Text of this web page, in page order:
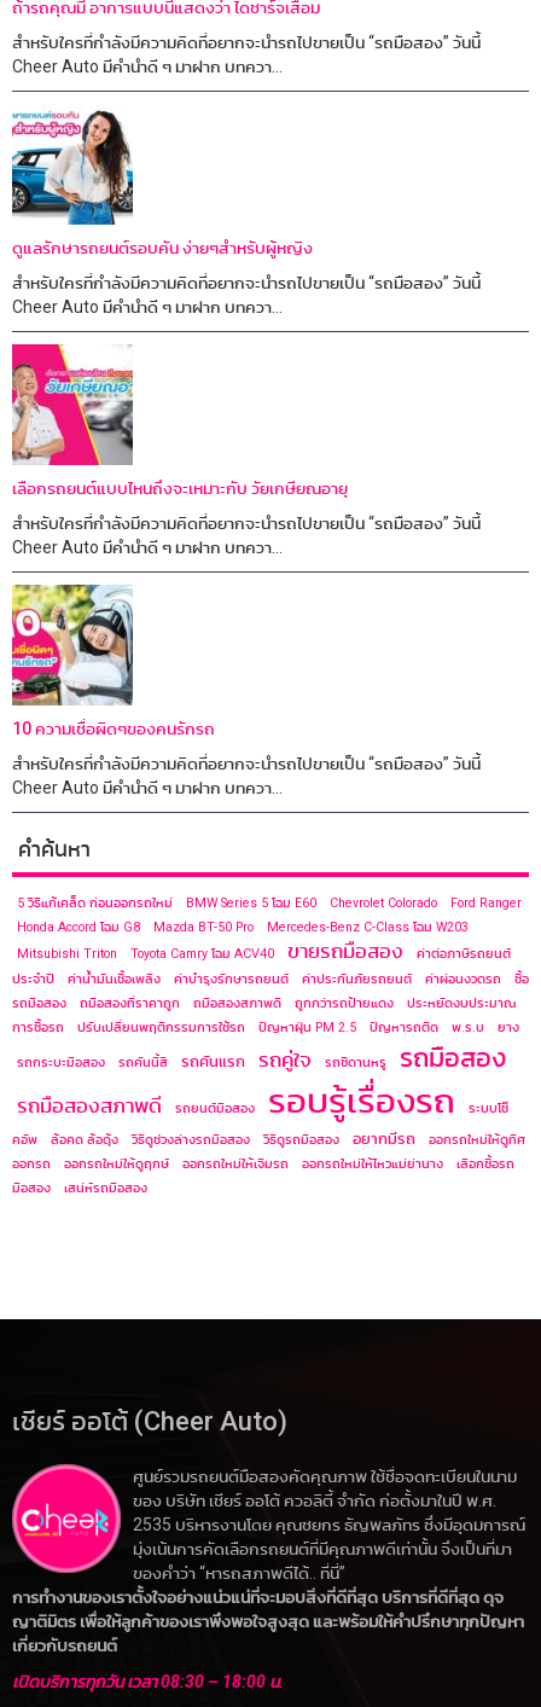
ถ้ารถคุณมี อาการแบบนี้แสดงว่า ไดชาร์จเสื่อม
สำหรับใครที่กำลังมีความคิดที่อยากจะนำรถไปขายเป็น “รถมือสอง” วันนี้
Cheer Auto มีคำนำดี ๆ มาฝาก บทควา...
ดูแลรักษารถยนต์รอบคัน ง่ายๆสำหรับผู้หญิง
สำหรับใครที่กำลังมีความคิดที่อยากจะนำรถไปขายเป็น “รถมือสอง” วันนี้
Cheer Auto มีคำนำดี ๆ มาฝาก บทควา...
เลือกรถยนต์แบบไหนถึงจะเหมาะกับ วัยเกษียณอายุ
สำหรับใครที่กำลังมีความคิดที่อยากจะนำรถไปขายเป็น “รถมือสอง” วันนี้
Cheer Auto มีคำนำดี ๆ มาฝาก บทควา...
10 ความเชื่อผิดๆของคนรักรถ
สำหรับใครที่กำลังมีความคิดที่อยากจะนำรถไปขายเป็น “รถมือสอง” วันนี้
Cheer Auto มีคำนำดี ๆ มาฝาก บทควา...
คำค้นหา
5 วิธีแก้เคล็ด ก่อนออกรถใหม่ BMW Series 5 โฉม E60 Chevrolet Colorado
Ford Ranger
Honda Accord โฉม G8
Mazda BT-50 Pro
Mercedes-Benz C-Class โฉม ​W203
Mitsubishi Triton
Toyota Camry โฉม ACV40 ขายรถมือสอง
ค่าต่อภาษีรถยนต์
ประจำปี
ค่าน้ำมันเชื้อเพลิง ค่าบำรุงรักษารถยนต์ ค่าประกันภัยรถยนต์ ค่าผ่อนงวดรถ
ซื้อ
รถมือสอง
ถมือสองที่ราคาถูก ถมือสองสภาพดี ถูกกว่ารถป้ายแดง
ประหยัดงบประมาณ
การซื้อรถ
ปรับเปลี่ยนพฤติกรรมการใช้รถ ปัญหาฝุ่น PM 2.5 ปัญหารถติด พ.ร.บ ยาง
รถกระบะมือสอง รถคันนี้สี รถคันแรก รถคู่ใจ รถซีดานหรู รถมือสอง
รถมือสองสภาพดี รถยนต์มือสอง รอบรู้เรื่องรถ
ระบบโช๊
คอัพ
ล้อคด ล้อดุ้ง วิธีดูช่วงล่างรถมือสอง วิธีดูรถมือสอง อยากมีรถ
ออกรถใหม่ให้ดูทิศ
ออกรถ
ออกรถใหม่ให้ดูฤกษ์ ออกรถใหม่ให้เจิมรถ ออกรถใหม่ให้ไหวแม่ย่านาง
เลือกซื้อรถ
มือสอง
เสน่ห์รถมือสอง
เชียร์ ออโต้ (Cheer Auto)
ศูนย์รวมรถยนต์มือสองคัดคุณภาพ ใช้ชื่อจดทะเบียนในนาม
ของ บริษัท เชียร์ ออโต้ ควอลิตี้ จำกัด ก่อตั้งมาในปี พ.ศ.
2535 บริหารงานโดย คุณชยกร ธัญพลภัทร ซึ่งมีอุดมการณ์
มุ่งเน้นการคัดเลือกรถยนต์ที่มีคุณภาพดีเท่านั้น จึงเป็นที่มา
ของคำว่า “หารถสภาพดีได้.. ที่นี่”
การทำงานของเราตั้งใจอย่างแน่วแน่ที่จะมอบสิ่งที่ดีที่สุด บริการที่ดีที่สุด ดุจ
ญาติมิตร เพื่อให้ลูกค้าของเราพึงพอใจสูงสุด และพร้อมให้คำปรึกษาทุกปัญหา
เกี่ยวกับรถยนต์
เปิดบริการทุกวัน เวลา 08:30 – 18:00 น.